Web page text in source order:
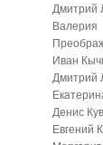
Дмитрий
Валерия
Иван
Дмитрий
Денис
Евгений